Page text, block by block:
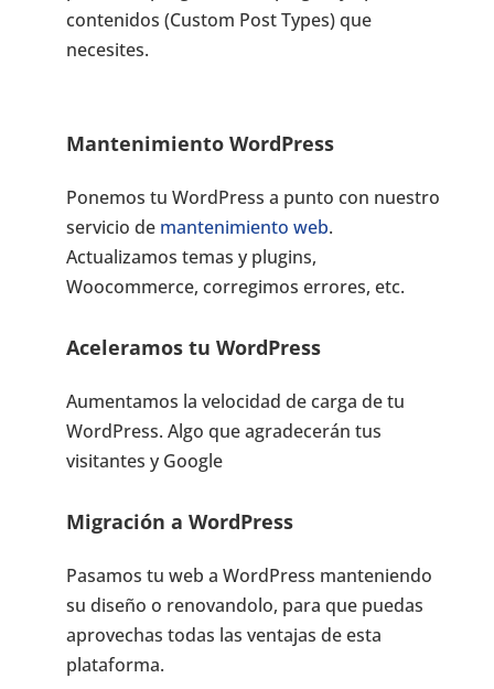
contenidos (Custom Post Types) que
necesites.
Mantenimiento WordPress
Ponemos tu WordPress a punto con nuestro
servicio de mantenimiento web.
Actualizamos temas y plugins,
Woocommerce, corregimos errores, etc.
Aceleramos tu WordPress
Aumentamos la velocidad de carga de tu
WordPress. Algo que agradecerán tus
visitantes y Google
Migración a WordPress
Pasamos tu web a WordPress manteniendo
su diseño o renovandolo, para que puedas
aprovechas todas las ventajas de esta
plataforma.